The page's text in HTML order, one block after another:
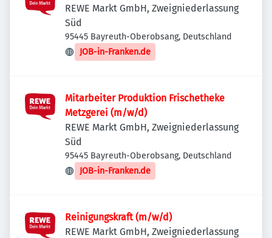
REWE Markt GmbH, Zweigniederlassung
Süd
95445 Bayreuth-Oberobsang, Deutschland
JOB-in-Franken.de
Mitarbeiter Produktion Frischetheke
Metzgerei (m/w/d)
REWE Markt GmbH, Zweigniederlassung
Süd
95445 Bayreuth-Oberobsang, Deutschland
JOB-in-Franken.de
Reinigungskraft (m/w/d)
REWE Markt GmbH, Zweigniederlassung